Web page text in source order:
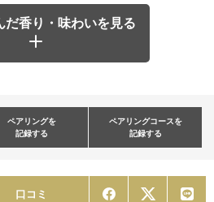
だ香り・味わいを見る
ペアリングを
記録する
ペアリングコースを
記録する
口コミ